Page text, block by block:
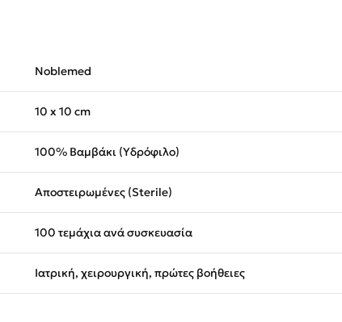
Noblemed
10 x 10 cm
100% Βαμβάκι (Υδρόφιλο)
Αποστειρωμένες (Sterile)
100 τεμάχια ανά συσκευασία
Ιατρική, χειρουργική, πρώτες βοήθειες